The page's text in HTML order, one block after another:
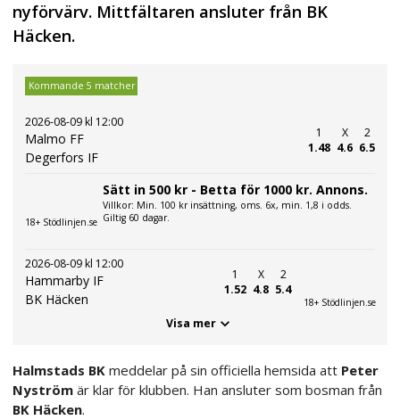
nyförvärv. Mittfältaren ansluter från BK
Häcken.
Kommande 5 matcher
2026-08-09 kl 12:00
Malmo FF
Degerfors IF
1
1.48
X
4.6
2
6.5
18+ Stödlinjen.se
Sätt in 500 kr - Betta för 1000 kr. Annons.
Villkor: Min. 100 kr insättning, oms. 6x, min. 1,8 i odds.
Giltig 60 dagar.
2026-08-09 kl 12:00
Hammarby IF
BK Häcken
1
1.52
X
4.8
2
5.4
18+ Stödlinjen.se
Visa mer
Halmstads BK meddelar på sin officiella hemsida att Peter
Nyström är klar för klubben. Han ansluter som bosman från
BK Häcken.